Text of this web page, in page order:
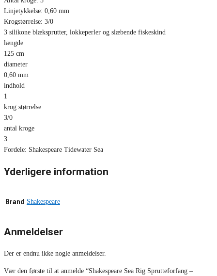
Linjetykkelse: 0,60 mm
Krogstørrelse: 3/0
3 silikone blæksprutter, lokkeperler og slæbende fiskeskind
længde
125 cm
diameter
0,60 mm
indhold
1
krog størrelse
3/0
antal kroge
3
Fordele: Shakespeare Tidewater Sea
Yderligere information
Brand Shakespeare
Anmeldelser
Der er endnu ikke nogle anmeldelser.
Vær den første til at anmelde “Shakespeare Sea Rig Sprutteforfang –